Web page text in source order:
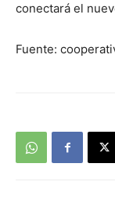
conectará el
Fuente: